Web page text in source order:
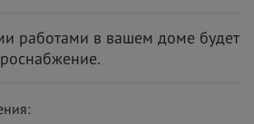
работами в вашем доме будет